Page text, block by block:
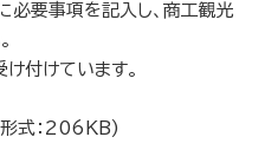
必要事項を記入し、商工観光
け付けています。
式：206KB)